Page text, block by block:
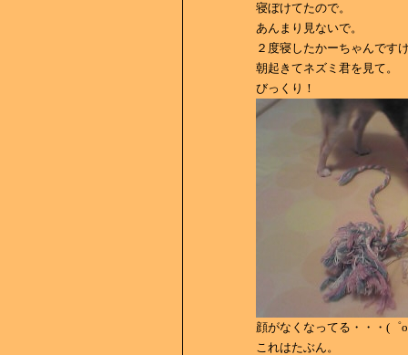
寝ぼけてたので。
あんまり見ないで。
２度寝したかーちゃんです
朝起きてネズミ君を見て。
びっくり！
顔がなくなってる・・・(゜
これはたぶん。